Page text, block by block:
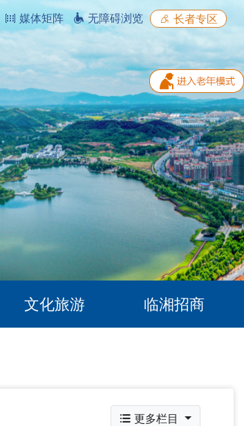
媒体矩阵 无障碍浏览 长者专区
文化旅游 临湘招商
更多栏目